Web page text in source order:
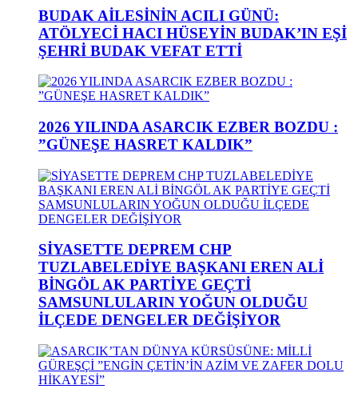
BUDAK AİLESİNİN ACILI GÜNÜ:
ATÖLYECİ HACI HÜSEYİN BUDAK’IN EŞİ
ŞEHRİ BUDAK VEFAT ETTİ
2026 YILINDA ASARCIK EZBER BOZDU :
”GÜNEŞE HASRET KALDIK”
SİYASETTE DEPREM CHP
TUZLABELEDİYE BAŞKANI EREN ALİ
BİNGÖL AK PARTİYE GEÇTİ
SAMSUNLULARIN YOĞUN OLDUĞU
İLÇEDE DENGELER DEĞİŞİYOR